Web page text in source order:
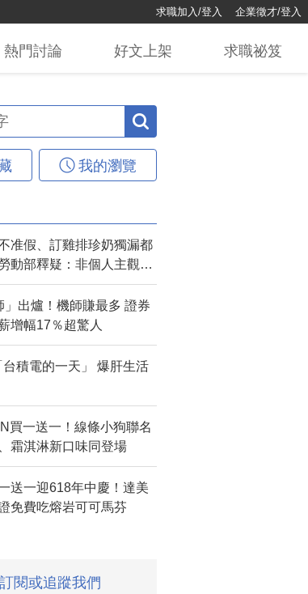
求職加入/登入 企業徵才/登入
熱門討論 好文上架 求職祕笈
我的瀏覽
准假、訂雞排珍奶獨漏都
動部釋疑：非個人主觀感
」出爐！機師賺最多 證券
增幅17％超驚人
積電的一天」 爆肝生活
買一送一！線條小狗聯名
霜淇淋新口味同登場
送一迎618年中慶！達美
免費吃熔岩可可馬芬
閱或追蹤我們